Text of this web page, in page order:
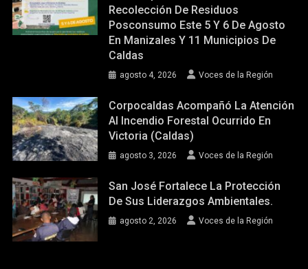
Recolección De Residuos
Posconsumo Este 5 Y 6 De Agosto
En Manizales Y 11 Municipios De
Caldas
agosto 4, 2026 Voces de la Región
Corpocaldas Acompañó La Atención
Al Incendio Forestal Ocurrido En
Victoria (Caldas)
agosto 3, 2026 Voces de la Región
San José Fortalece La Protección
De Sus Liderazgos Ambientales.
agosto 2, 2026 Voces de la Región